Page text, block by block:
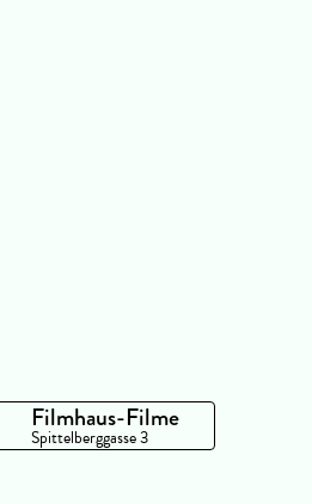
Filmhaus-Filme
Spittelberggasse 3